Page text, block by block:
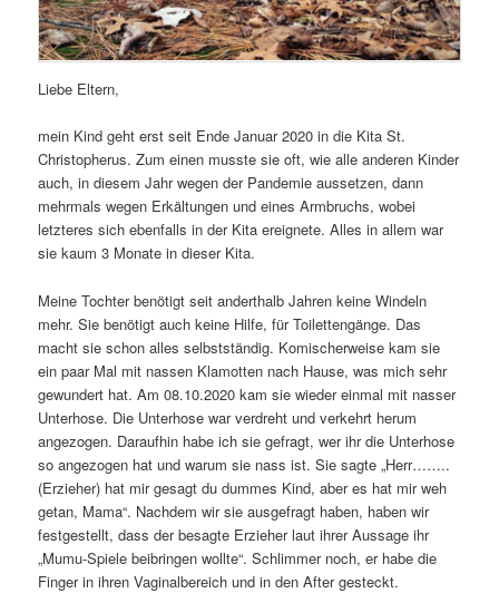
Liebe Eltern,
mein Kind geht erst seit Ende Januar 2020 in die Kita St.
Christopherus. Zum einen musste sie oft, wie alle anderen Kinder
auch, in diesem Jahr wegen der Pandemie aussetzen, dann
mehrmals wegen Erkältungen und eines Armbruchs, wobei
letzteres sich ebenfalls in der Kita ereignete. Alles in allem war
sie kaum 3 Monate in dieser Kita.
Meine Tochter benötigt seit anderthalb Jahren keine Windeln
mehr. Sie benötigt auch keine Hilfe, für Toilettengänge. Das
macht sie schon alles selbstständig. Komischerweise kam sie
ein paar Mal mit nassen Klamotten nach Hause, was mich sehr
gewundert hat. Am 08.10.2020 kam sie wieder einmal mit nasser
Unterhose. Die Unterhose war verdreht und verkehrt herum
angezogen. Daraufhin habe ich sie gefragt, wer ihr die Unterhose
so angezogen hat und warum sie nass ist. Sie sagte „Herr……..
(Erzieher) hat mir gesagt du dummes Kind, aber es hat mir weh
getan, Mama“. Nachdem wir sie ausgefragt haben, haben wir
festgestellt, dass der besagte Erzieher laut ihrer Aussage ihr
„Mumu-Spiele beibringen wollte“. Schlimmer noch, er habe die
Finger in ihren Vaginalbereich und in den After gesteckt.